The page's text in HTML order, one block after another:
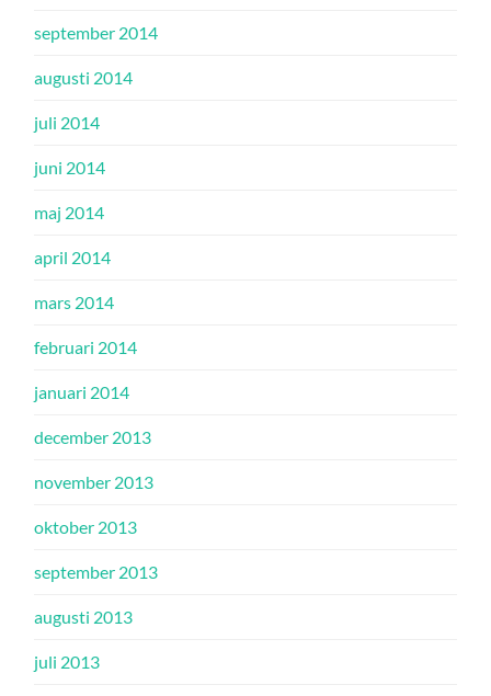
september 2014
augusti 2014
juli 2014
juni 2014
maj 2014
april 2014
mars 2014
februari 2014
januari 2014
december 2013
november 2013
oktober 2013
september 2013
augusti 2013
juli 2013